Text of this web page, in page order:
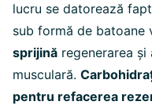
lucru se datorează
sub formă de batoane
sprijină regenerarea și
musculară.
pentru refacerea